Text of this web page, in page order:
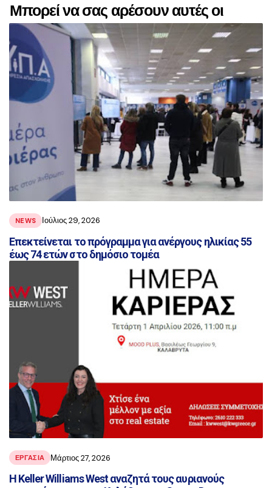
Μπορεί να σας αρέσουν αυτές οι
αναρτήσεις
NEWS Ιούλιος 29, 2026
Επεκτείνεται το πρόγραμμα για ανέργους ηλικίας 55
έως 74 ετών στο δημόσιο τομέα
ΕΡΓΑΣΙΑ Μάρτιος 27, 2026
Η Keller Williams West αναζητά τους αυριανούς